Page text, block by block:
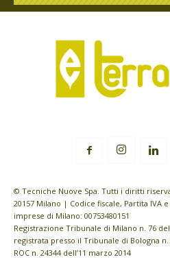
© Tecniche Nuove Spa. Tutti i diritti
20157 Milano | Codice fiscale, Partita IVA
imprese di Milano: 00753480151
Registrazione Tribunale di Milano n. 76
registrata presso il Tribunale di Bologna n.
ROC n. 24344 dell’11 marzo 2014